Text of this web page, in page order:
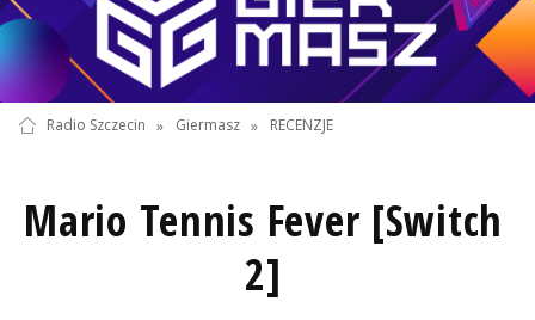
Radio Szczecin » Giermasz » RECENZJE
Mario Tennis Fever [Switch
2]